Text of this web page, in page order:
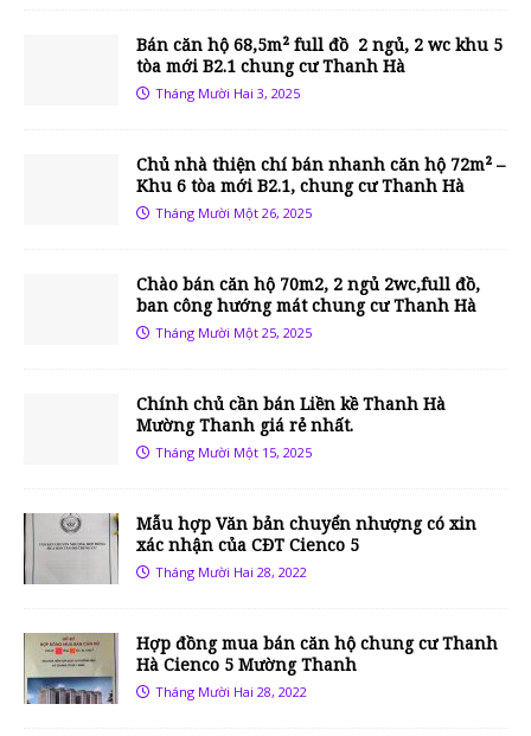
Bán căn hộ 68,5m² full đồ 2 ngủ, 2 wc khu 5
tòa mới B2.1 chung cư Thanh Hà
Tháng Mười Hai 3, 2025
Chủ nhà thiện chí bán nhanh căn hộ 72m² –
Khu 6 tòa mới B2.1, chung cư Thanh Hà
Tháng Mười Một 26, 2025
Chào bán căn hộ 70m2, 2 ngủ 2wc,full đồ,
ban công hướng mát chung cư Thanh Hà
Tháng Mười Một 25, 2025
Chính chủ cần bán Liền kề Thanh Hà
Mường Thanh giá rẻ nhất.
Tháng Mười Một 15, 2025
Mẫu hợp Văn bản chuyển nhượng có xin
xác nhận của CĐT Cienco 5
Tháng Mười Hai 28, 2022
Hợp đồng mua bán căn hộ chung cư Thanh
Hà Cienco 5 Mường Thanh
Tháng Mười Hai 28, 2022